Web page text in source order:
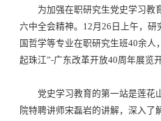
为加强在职研究生党史学习教
六中全会精神。12月26日上午，
国哲学等专业在职研究生班40余人
起珠江”-广东改革开放40周年展览
党史学习教育的第一站是莲花
院特聘讲师宋磊岩的讲解，深入了